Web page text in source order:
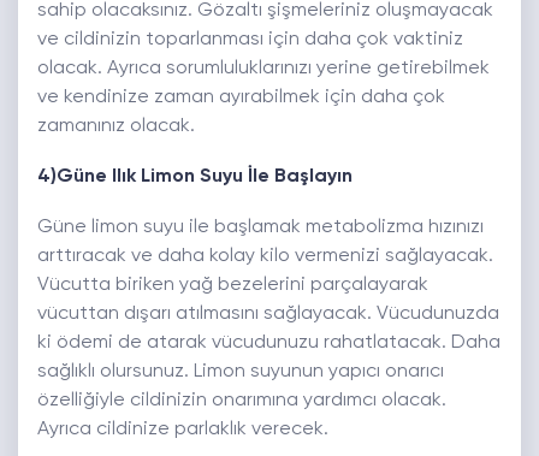
sahip olacaksınız. Gözaltı şişmeleriniz oluşmayacak
ve cildinizin toparlanması için daha çok vaktiniz
olacak. Ayrıca sorumluluklarınızı yerine getirebilmek
ve kendinize zaman ayırabilmek için daha çok
zamanınız olacak.
4)Güne Ilık Limon Suyu İle Başlayın
Güne limon suyu ile başlamak metabolizma hızınızı
arttıracak ve daha kolay kilo vermenizi sağlayacak.
Vücutta biriken yağ bezelerini parçalayarak
vücuttan dışarı atılmasını sağlayacak. Vücudunuzda
ki ödemi de atarak vücudunuzu rahatlatacak. Daha
sağlıklı olursunuz. Limon suyunun yapıcı onarıcı
özelliğiyle cildinizin onarımına yardımcı olacak.
Ayrıca cildinize parlaklık verecek.